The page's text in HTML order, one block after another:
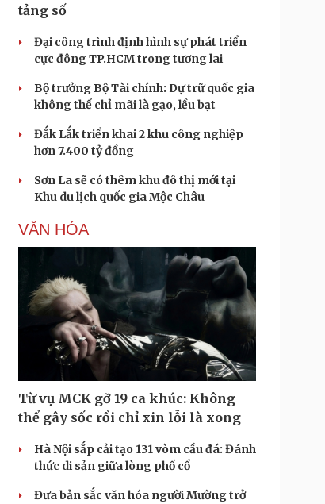
tảng số
Đại công trình định hình sự phát triển
cực đông TP.HCM trong tương lai
Bộ trưởng Bộ Tài chính: Dự trữ quốc gia
không thể chỉ mãi là gạo, lều bạt
Đắk Lắk triển khai 2 khu công nghiệp
hơn 7.400 tỷ đồng
Sơn La sẽ có thêm khu đô thị mới tại
Khu du lịch quốc gia Mộc Châu
VĂN HÓA
Từ vụ MCK gỡ 19 ca khúc: Không
thể gây sốc rồi chỉ xin lỗi là xong
Hà Nội sắp cải tạo 131 vòm cầu đá: Đánh
thức di sản giữa lòng phố cổ
Đưa bản sắc văn hóa người Mường trở